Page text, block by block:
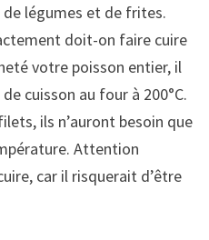
légumes et de frites.
doit-on faire cuire
votre poisson entier, il
cuisson au four à 200°C.
ils n’auront besoin que
Attention
car il risquerait d’être